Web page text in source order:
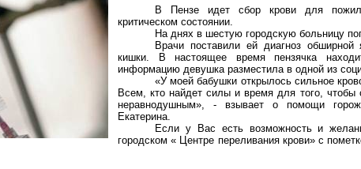
В Пензе идет сбор крови для
критическом состоянии.
На днях в шестую городскую больницу
Врачи поставили ей диагноз
кишки. В настоящее времяпензячка
информацию девушка разместила в одной из
«У моей бабушки открылось сильное
Всем, кто найдет силы и время для того, чтобы
неравнодушным», - взывает о помощи
Екатерина.
Если у Вас есть возможность и
городском « Центре переливания крови» с